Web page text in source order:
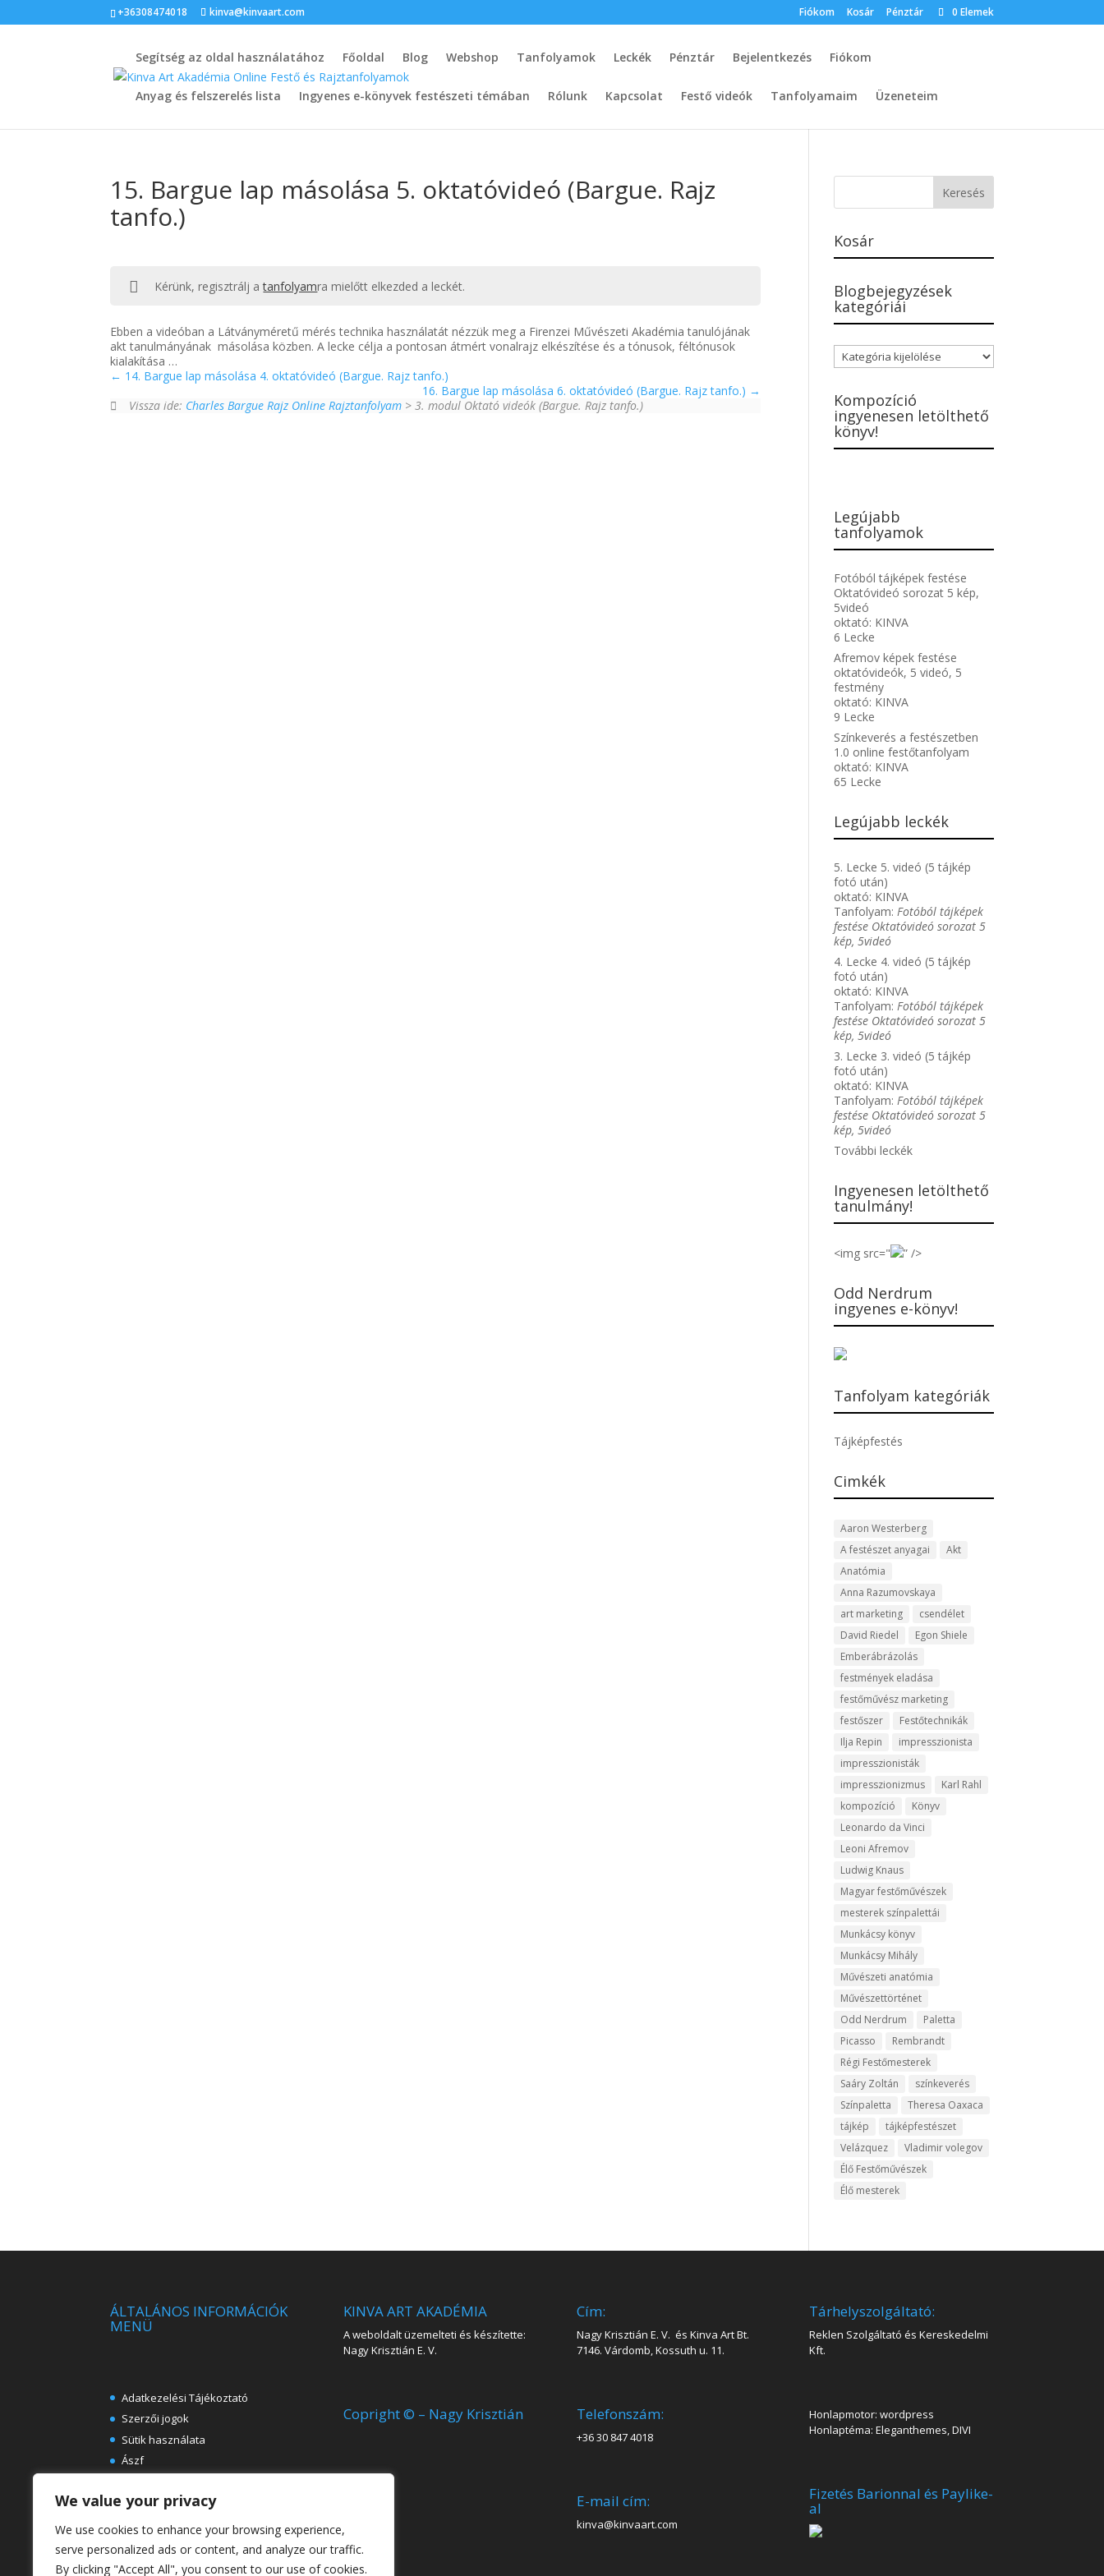
We value your privacy
We use cookies to enhance your browsing experience,
serve personalized ads or content, and analyze our traffic.
By clicking "Accept All", you consent to our use of cookies.
+36308474018 kinva@kinvaart.com Fiókom Kosár Pénztár 0 Elemek
Segítség az oldal használatához Főoldal Blog Webshop Tanfolyamok Leckék Pénztár Bejelentkezés Fiókom
Anyag és felszerelés lista Ingyenes e-könyvek festészeti témában Rólunk Kapcsolat Festő videók Tanfolyamaim Üzeneteim
15. Bargue lap másolása 5. oktatóvideó (Bargue. Rajz
tanfo.)
Kérünk, regisztrálj atanfolyamra mielőtt elkezded a leckét.
Ebben a videóban a Látványméretű mérés technika használatát nézzük meg a Firenzei Művészeti Akadémia tanulójának
akt tanulmányának másolása közben. A lecke célja a pontosan átmért vonalrajz elkészítése és a tónusok, féltónusok
kialakítása …
14. Bargue lap másolása 4. oktatóvideó (Bargue. Rajz tanfo.)
16. Bargue lap másolása 6. oktatóvideó (Bargue. Rajz tanfo.)
Vissza ide: Charles Bargue Rajz Online Rajztanfolyam > 3. modul Oktató videók (Bargue. Rajz tanfo.)
Kosár
Blogbejegyzések
kategóriái
Blogbejegyzések
kategóriái
Kompozíció
ingyenesen letölthető
könyv!
Legújabb
tanfolyamok
Fotóból tájképek festése
Oktatóvideó sorozat 5 kép,
5videó
oktató: KINVA
6 Lecke
Afremov képek festése
oktatóvideók, 5 videó, 5
festmény
oktató: KINVA
9 Lecke
Színkeverés a festészetben
1.0 online festőtanfolyam
oktató: KINVA
65 Lecke
Legújabb leckék
5. Lecke 5. videó (5 tájkép
fotó után)
oktató: KINVA
Tanfolyam:Fotóból tájképek
festése Oktatóvideó sorozat 5
kép, 5videó
4. Lecke 4. videó (5 tájkép
fotó után)
oktató: KINVA
Tanfolyam:Fotóból tájképek
festése Oktatóvideó sorozat 5
kép, 5videó
3. Lecke 3. videó (5 tájkép
fotó után)
oktató: KINVA
Tanfolyam:Fotóból tájképek
festése Oktatóvideó sorozat 5
kép, 5videó
További leckék
Ingyenesen letölthető
tanulmány!
<img src=" ” />
Odd Nerdrum
ingyenes e-könyv!
Tanfolyam kategóriák
Tájképfestés
Cimkék
Aaron Westerberg
A festészet anyagai
Akt
Anatómia
Anna Razumovskaya
art marketing
csendélet
David Riedel
Egon Shiele
Emberábrázolás
festmények eladása
festőművész marketing
festőszer
Festőtechnikák
Ilja Repin
impresszionista
impresszionisták
impresszionizmus
Karl Rahl
kompozíció
Könyv
Leonardo da Vinci
Leoni Afremov
Ludwig Knaus
Magyar festőművészek
mesterek színpalettái
Munkácsy könyv
Munkácsy Mihály
Művészeti anatómia
Művészettörténet
Odd Nerdrum
Paletta
Picasso
Rembrandt
Régi Festőmesterek
Saáry Zoltán
színkeverés
Színpaletta
Theresa Oaxaca
tájkép
tájképfestészet
Velázquez
Vladimir volegov
Élő Festőművészek
Élő mesterek
ÁLTALÁNOS INFORMÁCIÓK
MENÜ
Adatkezelési Tájékoztató
Szerzői jogok
Sütik használata
Ászf
Ingyenes e-könyvek festészeti
Rólunk
KINVA ART AKADÉMIA
A weboldalt üzemelteti és készítette:
Nagy Krisztián E. V.
Copright © – Nagy Krisztián
Cím:
Nagy Krisztián E. V. és Kinva Art Bt.
7146. Várdomb, Kossuth u. 11.
Telefonszám:
+36 30 847 4018
E-mail cím:
kinva@kinvaart.com
Tárhelyszolgáltató:
Reklen Szolgáltató és Kereskedelmi
Kft.
Honlapmotor: wordpress
Honlaptéma: Eleganthemes, DIVI
Fizetés Barionnal és Paylike-
al